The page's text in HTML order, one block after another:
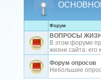
Форум
ВОПРОСЫ
В этом форуме
жизни сайта: его
Форум опросов
Небольшие